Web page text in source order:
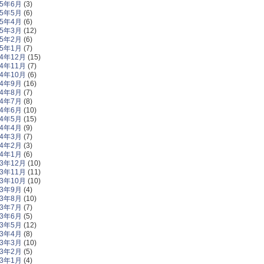
年6月 (3)
年5月 (6)
年4月 (6)
年3月 (12)
年2月 (6)
年1月 (7)
年12月 (15)
年11月 (7)
年10月 (6)
年9月 (16)
年8月 (7)
年7月 (8)
年6月 (10)
年5月 (15)
年4月 (9)
年3月 (7)
年2月 (3)
年1月 (6)
年12月 (10)
年11月 (11)
年10月 (10)
年9月 (4)
年8月 (10)
年7月 (7)
年6月 (5)
年5月 (12)
年4月 (8)
年3月 (10)
年2月 (5)
年1月 (4)